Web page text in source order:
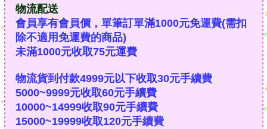
物流配送
會員享有會員價，單筆訂單滿1000元免運費(需扣
除不適用免運費的商品)
未滿1000元收取75元運費
物流貨到付款4999元以下收取30元手續費
5000~9999元收取60元手續費
10000~14999收取90元手續費
15000~19999收取120元手續費